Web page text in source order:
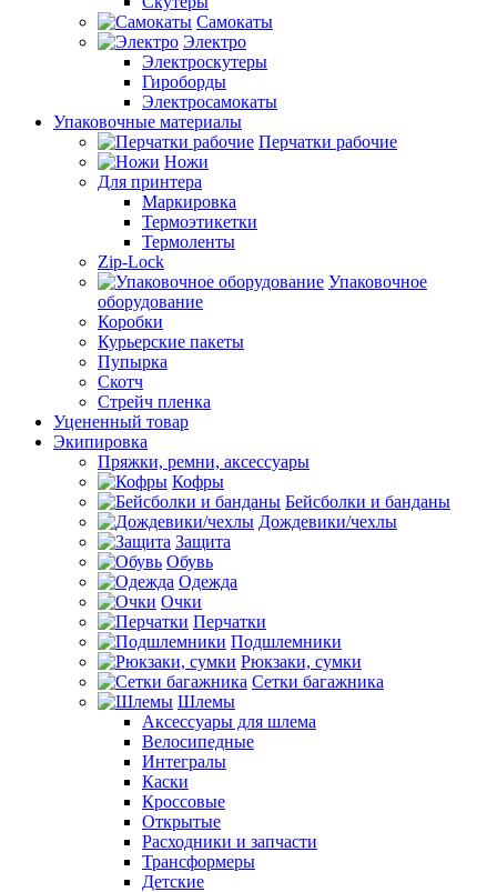
Самокаты
Электро
Электроскутеры
Гироборды
Электросамокаты
Упаковочные материалы
Перчатки рабочие
Ножи
Для принтера
Маркировка
Термоэтикетки
Термоленты
Zip-Lock
Упаковочное
оборудование
Коробки
Курьерские пакеты
Пупырка
Скотч
Стрейч пленка
Уцененный товар
Экипировка
Пряжки, ремни, аксессуары
Кофры
Бейсболки и банданы
Дождевики/чехлы
Защита
Обувь
Одежда
Очки
Перчатки
Подшлемники
Рюкзаки, сумки
Сетки багажника
Шлемы
Аксессуары для шлема
Велосипедные
Интегралы
Каски
Кроссовые
Открытые
Расходники и запчасти
Трансформеры
Детские